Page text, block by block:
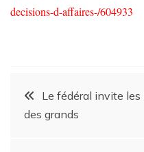
decisions-d-affaires-/604933
Le fédéral invite les
des grands